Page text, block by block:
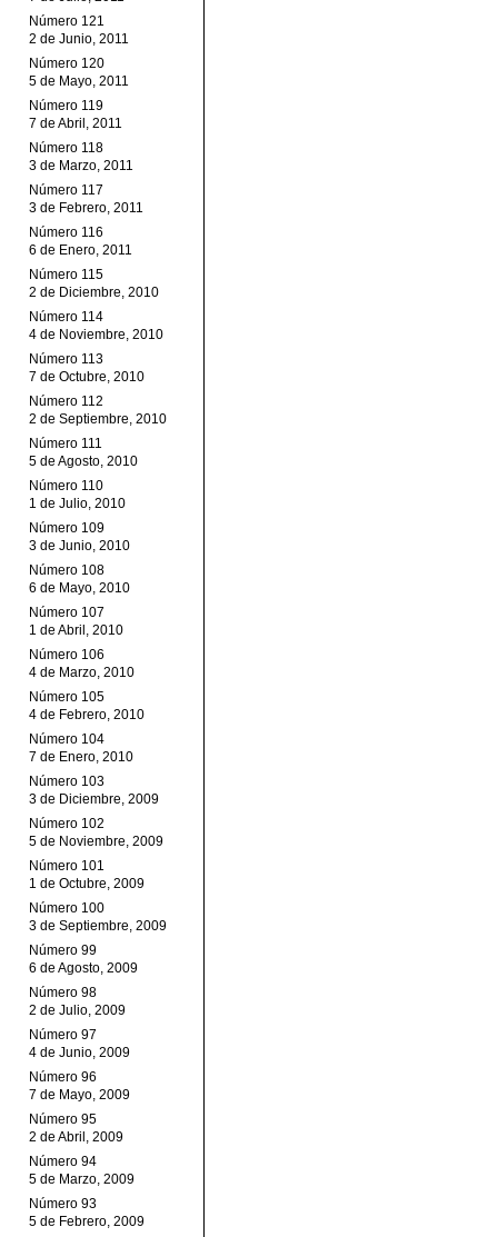
Número 121
2 de Junio, 2011
Número 120
5 de Mayo, 2011
Número 119
7 de Abril, 2011
Número 118
3 de Marzo, 2011
Número 117
3 de Febrero, 2011
Número 116
6 de Enero, 2011
Número 115
2 de Diciembre, 2010
Número 114
4 de Noviembre, 2010
Número 113
7 de Octubre, 2010
Número 112
2 de Septiembre, 2010
Número 111
5 de Agosto, 2010
Número 110
1 de Julio, 2010
Número 109
3 de Junio, 2010
Número 108
6 de Mayo, 2010
Número 107
1 de Abril, 2010
Número 106
4 de Marzo, 2010
Número 105
4 de Febrero, 2010
Número 104
7 de Enero, 2010
Número 103
3 de Diciembre, 2009
Número 102
5 de Noviembre, 2009
Número 101
1 de Octubre, 2009
Número 100
3 de Septiembre, 2009
Número 99
6 de Agosto, 2009
Número 98
2 de Julio, 2009
Número 97
4 de Junio, 2009
Número 96
7 de Mayo, 2009
Número 95
2 de Abril, 2009
Número 94
5 de Marzo, 2009
Número 93
5 de Febrero, 2009